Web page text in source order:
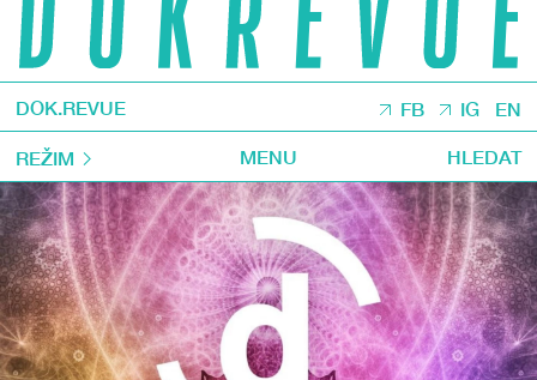
DOK.REVUE FB IG EN
REŽIM MENU HLEDAT